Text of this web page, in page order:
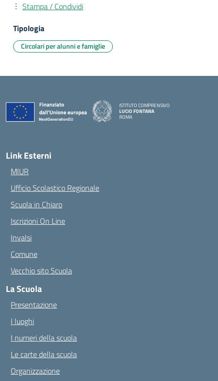
Stampa / Condividi
Tipologia
Circolari per alunni e famiglie
ISTITUTO COMPRENSIVO
LUCIO FONTANA
ROMA
Link Esterni
MIUR
Ufficio Scolastico Regionale
Scuola in Chiaro
Iscrizioni On Line
Invalsi
Comune
Vecchio sito Scuola
La Scuola
Presentazione
I luoghi
I numeri della scuola
Le carte della scuola
Organizzazione